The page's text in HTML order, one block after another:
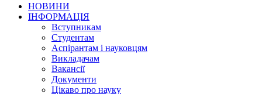
НОВИНИ
ІНФОРМАЦІЯ
Вступникам
Студентам
Аспірантам і науковцям
Викладачам
Вакансії
Документи
Цікаво про науку